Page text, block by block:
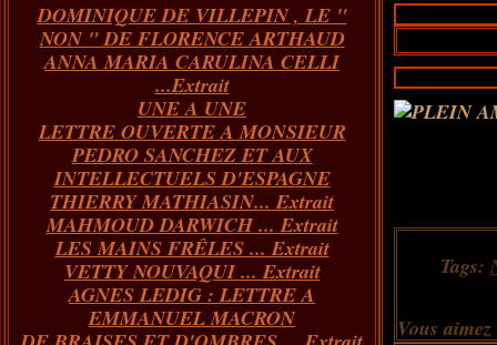
DOMINIQUE DE VILLEPIN , LE "
NON " DE FLORENCE ARTHAUD
ANNA MARIA CARULINA CELLI
...Extrait
UNE A UNE
LETTRE OUVERTE A MONSIEUR
PEDRO SANCHEZ ET AUX
INTELLECTUELS D'ESPAGNE
THIERRY MATHIASIN... Extrait
MAHMOUD DARWICH ... Extrait
LES MAINS FRÊLES ... Extrait
VETTY NOUVAQUI ... Extrait
AGNES LEDIG : LETTRE A
EMMANUEL MACRON
Tags:
Vous aimez